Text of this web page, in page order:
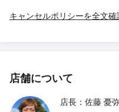
キャンセルポリシーを全文確
店舗について
店長：佐藤 憂